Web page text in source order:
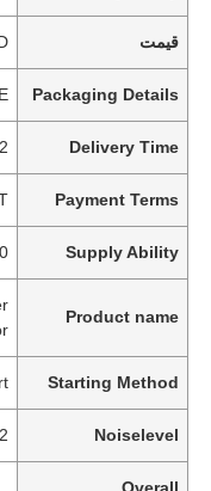
قیمت
Packaging Details
Delivery Time
2 WEEKS
Payment Terms
Supply Ability
Product name
Starting Method
Noiselevel
Overall